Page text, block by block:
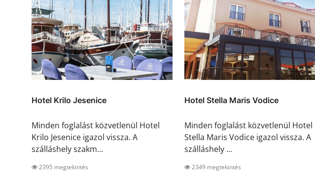
Hotel Krilo Jesenice
Minden foglalást közvetlenül Hotel
Krilo Jesenice igazol vissza. A
szálláshely szakm...
2395 megtekintés
Hotel Stella Maris Vodice
Minden foglalást közvetlenül Hotel
Stella Maris Vodice igazol vissza. A
szálláshely ...
2349 megtekintés